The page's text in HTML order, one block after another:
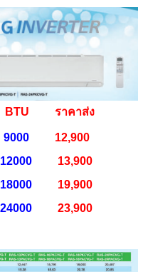
ราคาส่ง
12,900
13,900
19,900
23,900